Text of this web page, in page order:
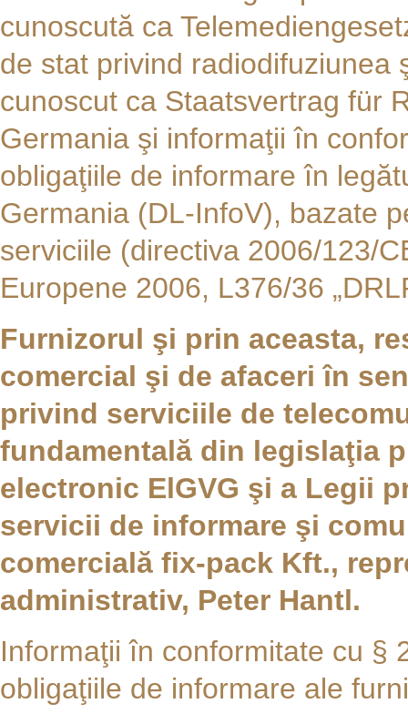
cunoscută ca
de stat privind radiodifuziunea
cunoscut ca Staatsvertrag für
Germania şi informaţii în
obligaţiile de informare în
Germania (DL-InfoV), bazate
serviciile (directiva 2006/123/
Europene 2006, L376/36
Furnizorul şi prin aceasta,
comercial şi de afaceri în
privind serviciile de
fundamentală din legislaţia
electronic ElGVG şi a Legii
servicii de informare şi
comercială fix-pack Kft.,
administrativ, Peter Hantl.
Informaţii în conformitate cu §
obligaţiile de informare ale